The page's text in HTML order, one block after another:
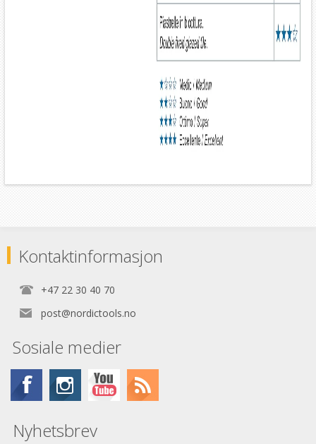
Kontaktinformasjon
+47 22 30 40 70
post@nordictools.no
Sosiale medier
Nyhetsbrev